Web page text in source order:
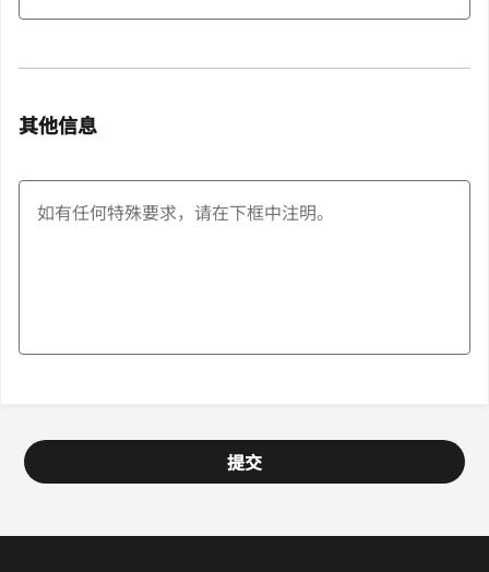
其他信息
提交